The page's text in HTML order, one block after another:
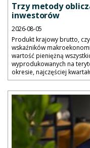
Trzy metody
inwestorów
2026-08-05
Produkt krajowy brutto,
wskaźników
wartość pieniężną
wyprodukowanych na
okresie, najczęściej